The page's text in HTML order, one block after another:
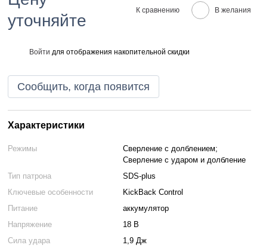
уточняйте
К сравнению В желания
Войти для отображения накопительной скидки
Сообщить, когда появится
Характеристики
Режимы
Сверление с долблением;
Сверление с ударом и долбление
Тип патрона
SDS-plus
Ключевые особенности
KickBack Control
Питание
аккумулятор
Напряжение
18 В
Сила удара
1,9 Дж